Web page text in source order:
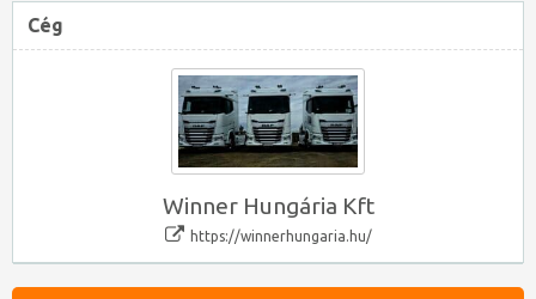
Cég
Winner Hungária Kft
https://winnerhungaria.hu/